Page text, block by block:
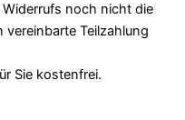
noch nicht die
Teilzahlung
Sie kostenfrei.